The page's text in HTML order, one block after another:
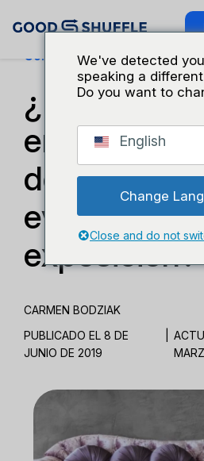
Conocimiento Del Sector
¿Necesita
empresa
de material
eventos
exposición?
CARMEN BODZIAK
PUBLICADO EL 8 DE
JUNIO DE 2019
We've detected
speaking a
Do you want to
English
Change
Close and do not